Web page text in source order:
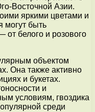
Восточной Азии.
яркими цветами и
могут быть
белого и розового
объектом
Она также активно
и букетах.
и
условиям, гвоздика
среди